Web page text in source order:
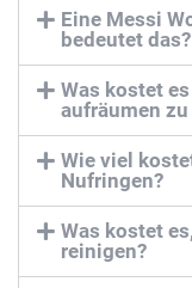
Eine Messi
bedeutet das?
Was kostet
aufräumen
Wie viel
Nufringen?
Was kostet
reinigen?